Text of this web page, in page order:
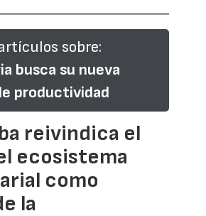
sobre:
busca su nueva
productividad
reivindica el
ecosistema
como
la